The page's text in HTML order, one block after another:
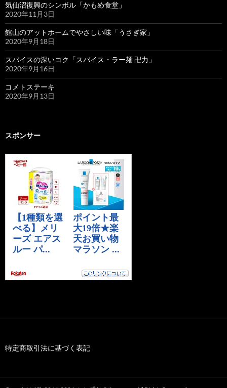
気仙沼復興のシンボル「かもめ食堂」
2020年11月3日
館山のアットホームでやさしい味「うさぎ家」
2020年9月18日
スパイスの深いコク「スパイス・ラー麺 卍力」
2020年9月16日
コメトステーキ
2020年9月13日
スポンサー
特定商取引法に基づく表記